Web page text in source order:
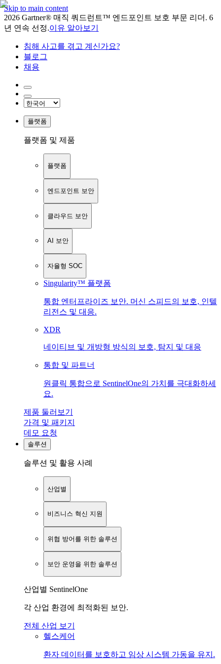
Skip to main content
2026 Gartner® 매직 쿼드런트™ 엔드포인트 보호 부문 리더. 6
년 연속 선정.이유 알아보기
침해 사고를 겪고 계신가요?
블로그
채용
플랫폼
플랫폼 및 제품
플랫폼
엔드포인트 보안
클라우드 보안
AI 보안
자율형 SOC
Singularity™ 플랫폼
통합 엔터프라이즈 보안. 머신 스피드의 보호, 인텔
리전스 및 대응.
XDR
네이티브 및 개방형 방식의 보호, 탐지 및 대응
통합 및 파트너
원클릭 통합으로 SentinelOne의 가치를 극대화하세
요.
제품 둘러보기
가격 및 패키지
데모 요청
솔루션
솔루션 및 활용 사례
산업별
비즈니스 혁신 지원
위협 방어를 위한 솔루션
보안 운영을 위한 솔루션
산업별 SentinelOne
각 산업 환경에 최적화된 보안.
전체 산업 보기
헬스케어
환자 데이터를 보호하고 임상 시스템 가동을 유지.